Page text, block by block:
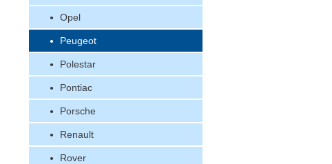
Opel
Peugeot
Polestar
Pontiac
Porsche
Renault
Rover